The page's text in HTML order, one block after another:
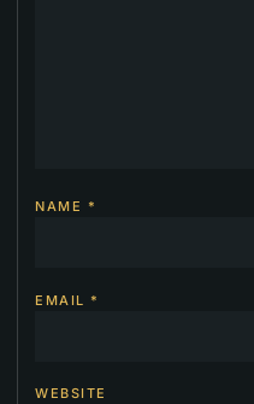
NAME *
EMAIL *
WEBSITE